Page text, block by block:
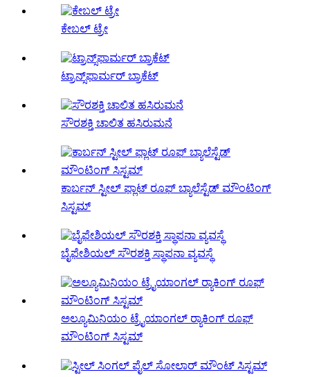
ಕೇಬಲ್ ಟ್ರೇ
ಟ್ರಾನ್ಸ್‌ಫಾರ್ಮರ್ ಬ್ರಾಕೆಟ್
ಸೌರಶಕ್ತಿ ಚಾಲಿತ ಹಸಿರುಮನೆ
ಕಾರ್ಬನ್ ಸ್ಟೀಲ್ ಫ್ಲಾಟ್ ರೂಫ್ ಬ್ಯಾಲೆಸ್ಟೆಡ್ ಮೌಂಟಿಂಗ್
ಸಿಸ್ಟಮ್
ಬೈಫೇಶಿಯಲ್ ಸೌರಶಕ್ತಿ ಸ್ಥಾಪನಾ ವ್ಯವಸ್ಥೆ
ಅಲ್ಯೂಮಿನಿಯಂ ಟ್ರೈಯಾಂಗಲ್ ರ‍್ಯಾಕಿಂಗ್ ರೂಫ್
ಮೌಂಟಿಂಗ್ ಸಿಸ್ಟಮ್